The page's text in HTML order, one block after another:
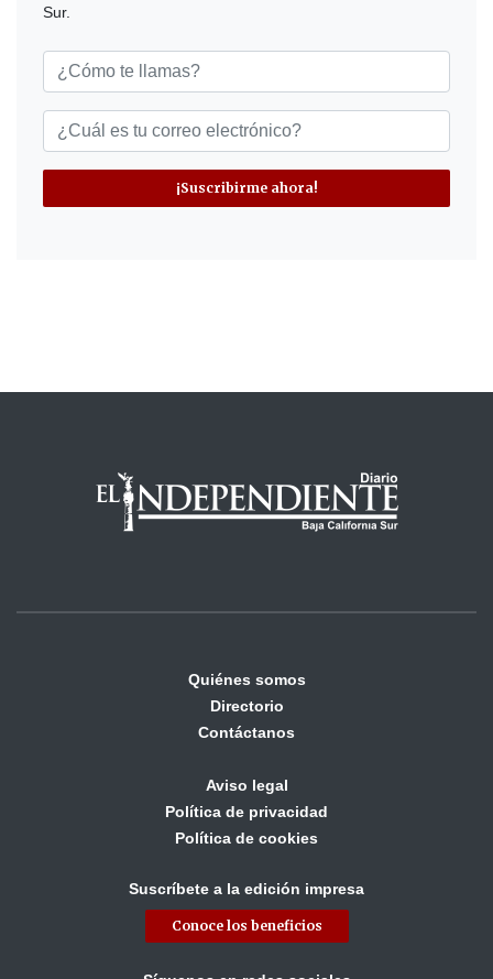
Sur.
¡Suscribirme ahora!
Quiénes somos
Directorio
Contáctanos
Aviso legal
Política de privacidad
Política de cookies
Suscríbete a la edición impresa
Conoce los beneficios